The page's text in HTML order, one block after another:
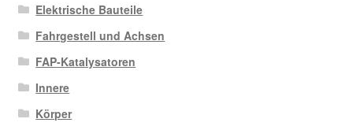
Elektrische Bauteile
Fahrgestell und Achsen
FAP-Katalysatoren
Innere
Körper